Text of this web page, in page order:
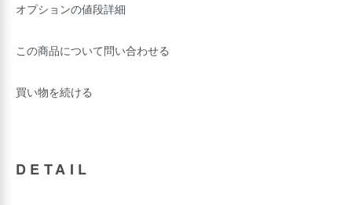
オプションの値段詳細
この商品について問い合わせる
買い物を続ける
DETAIL